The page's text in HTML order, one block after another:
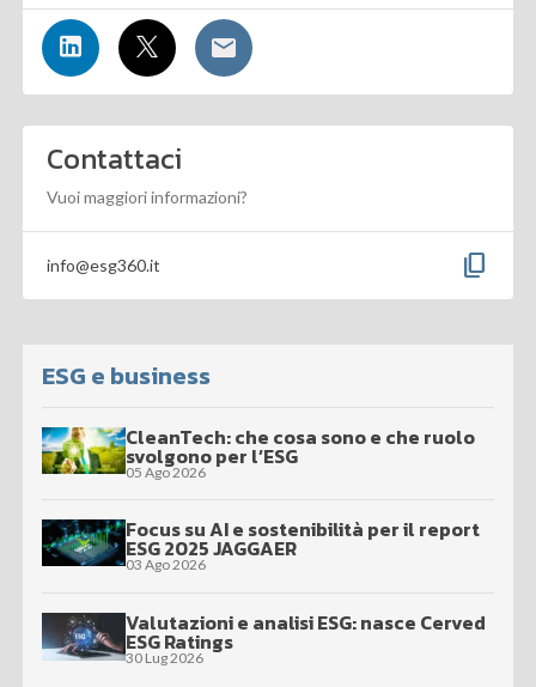
Contattaci
Vuoi maggiori informazioni?
info@esg360.it content_copy
ESG e business
CleanTech: che cosa sono e che ruolo
svolgono per l’ESG
05 Ago 2026
Focus su AI e sostenibilità per il report
ESG 2025 JAGGAER
03 Ago 2026
Valutazioni e analisi ESG: nasce Cerved
ESG Ratings
30 Lug 2026